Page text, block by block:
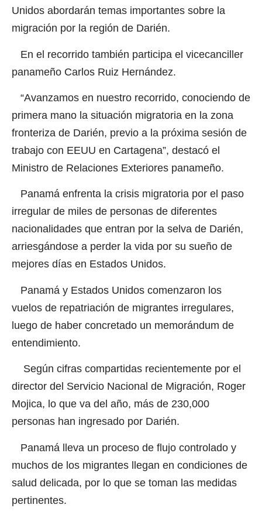
Unidos abordarán temas importantes sobre la
migración por la región de Darién.
En el recorrido también participa el vicecanciller
panameño Carlos Ruiz Hernández.
“Avanzamos en nuestro recorrido, conociendo de
primera mano la situación migratoria en la zona
fronteriza de Darién, previo a la próxima sesión de
trabajo con EEUU en Cartagena”, destacó el
Ministro de Relaciones Exteriores panameño.
Panamá enfrenta la crisis migratoria por el paso
irregular de miles de personas de diferentes
nacionalidades que entran por la selva de Darién,
arriesgándose a perder la vida por su sueño de
mejores días en Estados Unidos.
Panamá y Estados Unidos comenzaron los
vuelos de repatriación de migrantes irregulares,
luego de haber concretado un memorándum de
entendimiento.
Según cifras compartidas recientemente por el
director del Servicio Nacional de Migración, Roger
Mojica, lo que va del año, más de 230,000
personas han ingresado por Darién.
Panamá lleva un proceso de flujo controlado y
muchos de los migrantes llegan en condiciones de
salud delicada, por lo que se toman las medidas
pertinentes.